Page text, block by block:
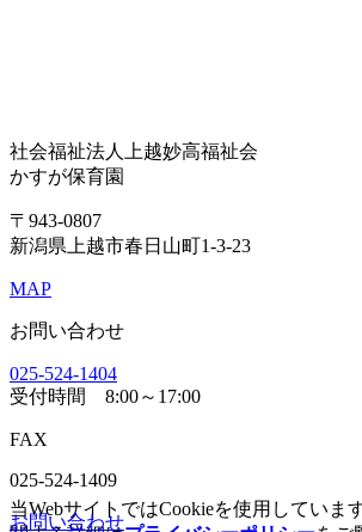
社会福祉法人上越妙高福祉会
かすが保育園
〒943-0807
新潟県上越市春日山町1-3-23
MAP
お問い合わせ
025-524-1404
受付時間 8:00～17:00
FAX
025-524-1409
お問い合わせ
当WebサイトではCookieを使用していま